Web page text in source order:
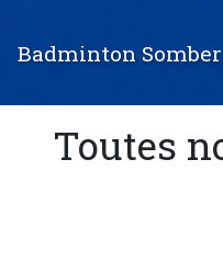
contenu
Badminton
Toutes